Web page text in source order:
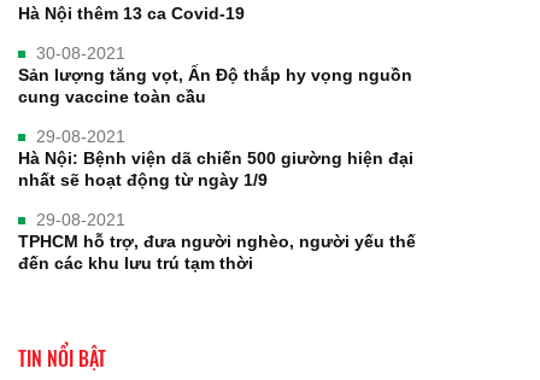
Hà Nội thêm 13 ca Covid-19
30-08-2021
Sản lượng tăng vọt, Ấn Độ thắp hy vọng nguồn
cung vaccine toàn cầu
29-08-2021
Hà Nội: Bệnh viện dã chiến 500 giường hiện đại
nhất sẽ hoạt động từ ngày 1/9
29-08-2021
TPHCM hỗ trợ, đưa người nghèo, người yếu thế
đến các khu lưu trú tạm thời
TIN NỔI BẬT